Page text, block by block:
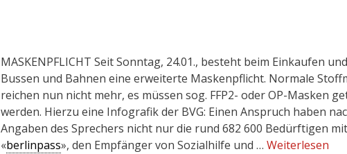
MASKENPFLICHT Seit Sonntag, 24.01., besteht beim Einkaufen
Bussen und Bahnen eine erweiterte Maskenpflicht. Normale
reichen nun nicht mehr, es müssen sog. FFP2- oder OP-Masken
werden. Hierzu eine Infografik der BVG: Einen Anspruch haben
Angaben des Sprechers nicht nur die rund 682 600 Bedürftigen mit
«berlinpass», den Empfänger von Sozialhilfe und … Weiterlesen